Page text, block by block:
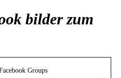
bilder zum
Groups